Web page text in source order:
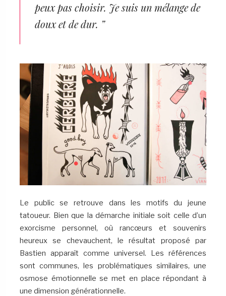
peux pas choisir. Je suis un mélange de
doux et de dur. ”
Le public se retrouve dans les motifs du jeune
tatoueur. Bien que la démarche initiale soit celle d’un
exorcisme personnel, où rancœurs et souvenirs
heureux se chevauchent, le résultat proposé par
Bastien apparaît comme universel. Les références
sont communes, les problématiques similaires, une
osmose émotionnelle se met en place répondant à
une dimension générationnelle.